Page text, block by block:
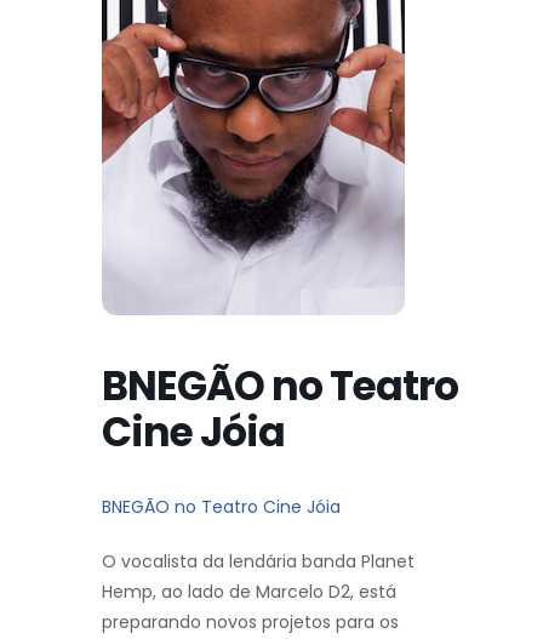
BNEGÃO no Teatro
Cine Jóia
BNEGÃO no Teatro Cine Jóia
O vocalista da lendária banda Planet
Hemp, ao lado de Marcelo D2, está
preparando novos projetos para os